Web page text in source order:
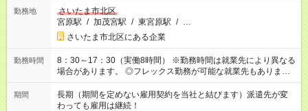
勤務地
さいたま市北区
宮原駅 / 加茂宮駅 / 東宮原駅 / …
さいたま市北区にある企業
勤務時間
8：30～17：30（実働8時間） ※勤務時間は就業先により異なる
場合があります。 ◎フレックス勤務が可能な就業先もありま
す。 ◎今よりもさらに働きやすい環境をつくるべく、 働き方
改革に全社をあげて取り組んでいます。
期間
長期（期間を定めない雇用契約を当社と結びます）派遣先が変
わっても雇用は継続！